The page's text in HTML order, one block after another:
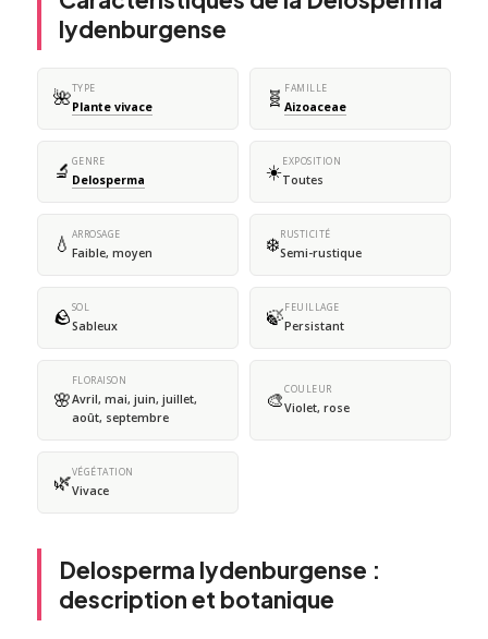
lydenburgense
🌺TYPE
Plante vivace 🧬 FAMILLE
Aizoaceae
🔬 GENRE
Delosperma ☀️EXPOSITION
Toutes
💧 ARROSAGE
Faible, moyen ❄️RUSTICITÉ
Semi-rustique
🪨SOL
Sableux 🍃FEUILLAGE
Persistant
🌸
FLORAISON
Avril, mai, juin, juillet,
août, septembre
🎨COULEUR
Violet, rose
🌿VÉGÉTATION
Vivace
Delosperma lydenburgense :
description et botanique